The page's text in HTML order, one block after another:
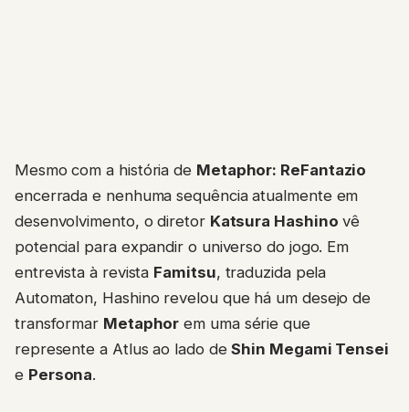
Mesmo com a história de Metaphor: ReFantazio
encerrada e nenhuma sequência atualmente em
desenvolvimento, o diretor Katsura Hashino vê
potencial para expandir o universo do jogo. Em
entrevista à revista Famitsu, traduzida pela
Automaton, Hashino revelou que há um desejo de
transformar Metaphor em uma série que
represente a Atlus ao lado deShin Megami Tensei
e Persona.